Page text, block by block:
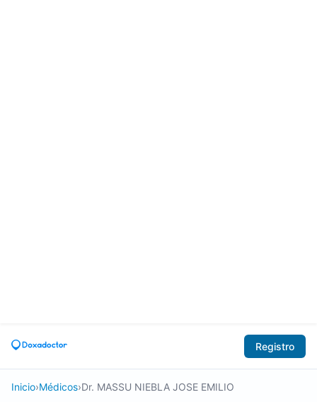
Registro
Inicio›Médicos›Dr. MASSU NIEBLA JOSE EMILIO